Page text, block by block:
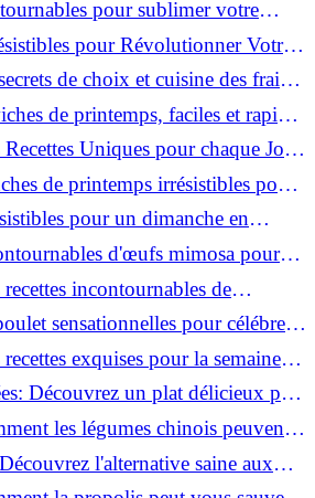
pour sublimer votre
!
pour Révolutionner Votre
! de choix et cuisine des fraises
de printemps, faciles et rapides
Uniques pour chaque Jour,
de printemps irrésistibles pour
pour un dimanche en
!
d'œufs mimosa pour
incontournables de
sensationnelles pour célébrer
exquises pour la semaine
!Découvrez un plat délicieux prêt
les légumes chinois peuvent
santé !
l'alternative saine aux